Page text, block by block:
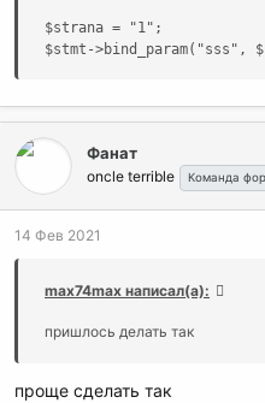
$strana = "1";
$stmt->bind_param("sss",
Фанат
oncle terrible Команда
14 Фев 2021
max74max написал(а):
пришлось делать так
проще сделать так